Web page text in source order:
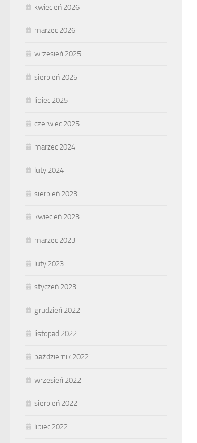
kwiecień 2026
marzec 2026
wrzesień 2025
sierpień 2025
lipiec 2025
czerwiec 2025
marzec 2024
luty 2024
sierpień 2023
kwiecień 2023
marzec 2023
luty 2023
styczeń 2023
grudzień 2022
listopad 2022
październik 2022
wrzesień 2022
sierpień 2022
lipiec 2022